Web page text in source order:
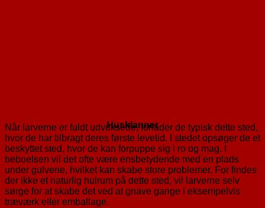
Husklanner
Når larverne er fuldt udvoksede, forlader de typisk dette sted,
hvor de har tilbragt deres første levetid. I stedet opsøger de et
beskyttet sted, hvor de kan forpuppe sig i ro og mag. I
beboelsen vil det ofte være ensbetydende med en plads
under gulvene, hvilket kan skabe store problemer. For findes
der ikke et naturlig hulrum på dette sted, vil larverne selv
sørge for at skabe det ved at gnave gange i eksempelvis
træværk eller emballage.